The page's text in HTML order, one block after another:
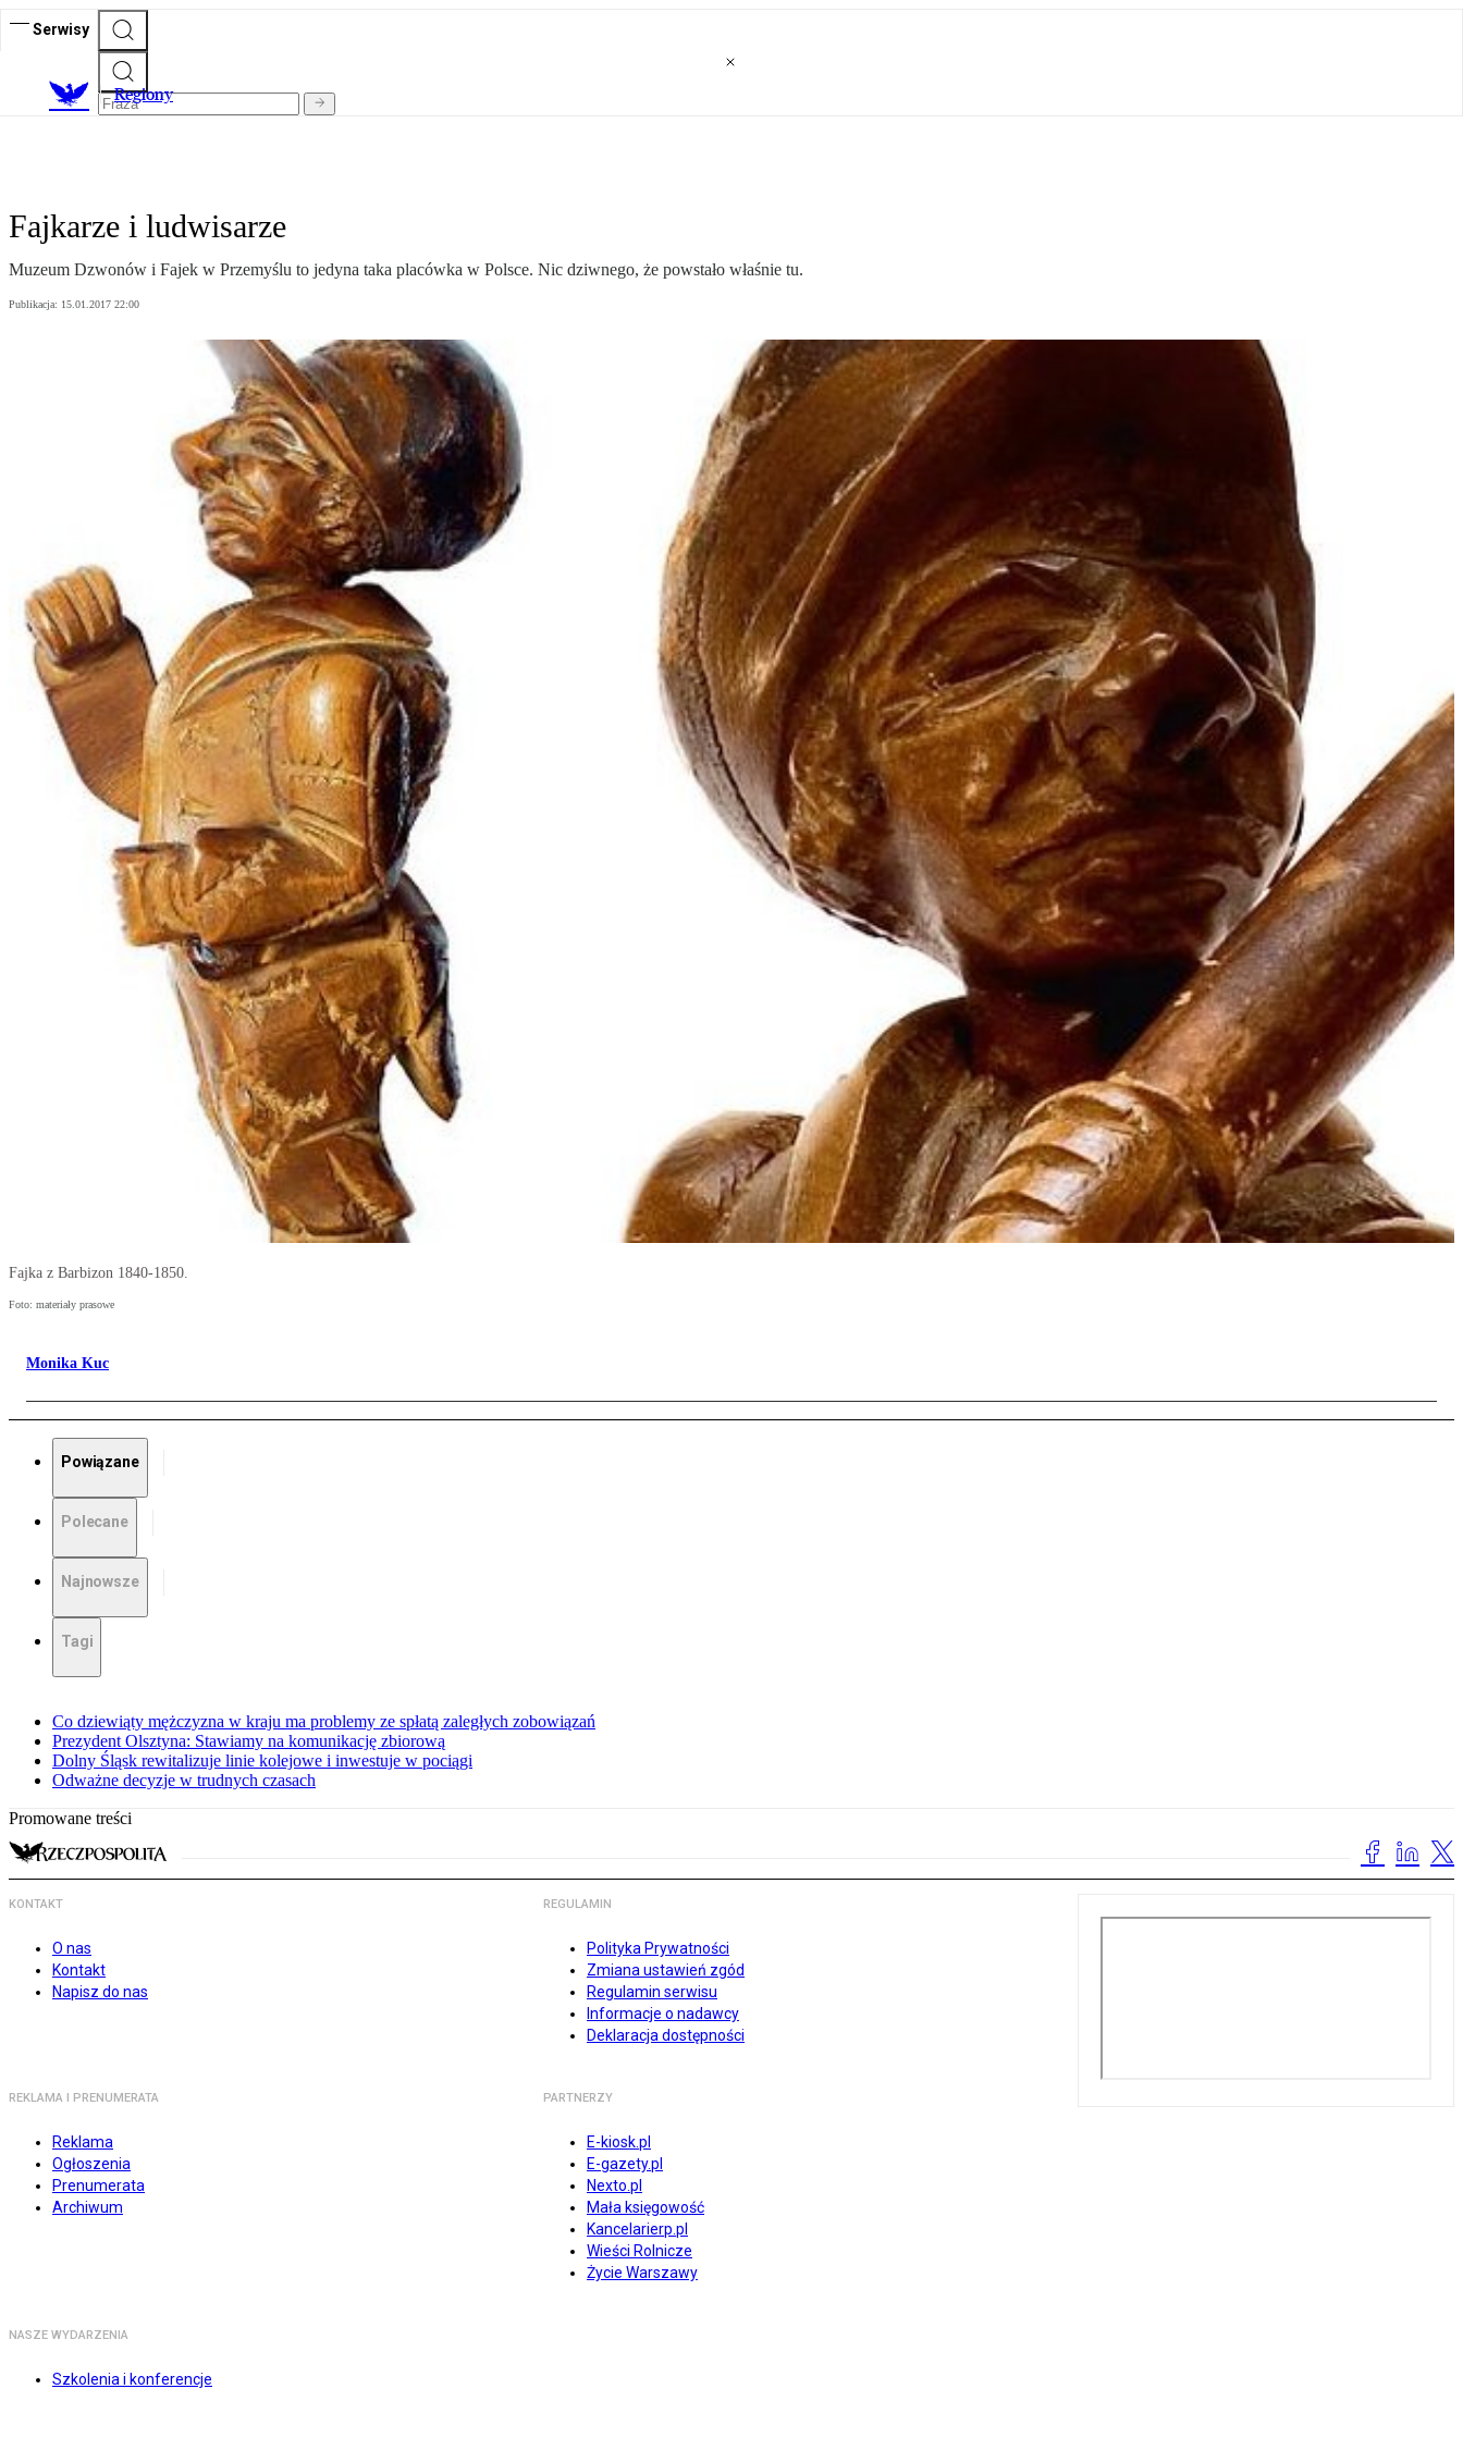
Serwisy
Regiony
Fajkarze i ludwisarze
Muzeum Dzwonów i Fajek w Przemyślu to jedyna taka placówka w Polsce. Nic dziwnego, że powstało właśnie tu.
Publikacja: 15.01.2017 22:00
Fajka z Barbizon 1840-1850.
Foto: materiały prasowe
Monika Kuc
Powiązane
Polecane
Najnowsze
Tagi
Co dziewiąty mężczyzna w kraju ma problemy ze spłatą zaległych zobowiązań
Prezydent Olsztyna: Stawiamy na komunikację zbiorową
Dolny Śląsk rewitalizuje linie kolejowe i inwestuje w pociągi
Odważne decyzje w trudnych czasach
Promowane treści
KONTAKT
O nas
Kontakt
Napisz do nas
REGULAMIN
Polityka Prywatności
Zmiana ustawień zgód
Regulamin serwisu
Informacje o nadawcy
Deklaracja dostępności
REKLAMA I PRENUMERATA
Reklama
Ogłoszenia
Prenumerata
Archiwum
PARTNERZY
E-kiosk.pl
E-gazety.pl
Nexto.pl
Mała księgowość
Kancelarierp.pl
Wieści Rolnicze
Życie Warszawy
NASZE WYDARZENIA
Szkolenia i konferencje